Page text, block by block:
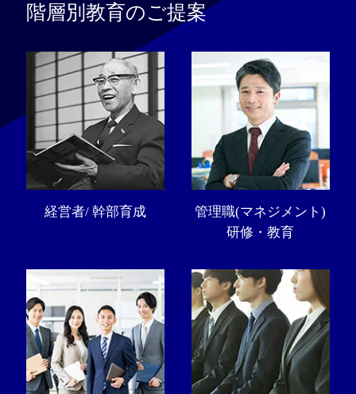
階層別教育のご提案
経営者/ 幹部育成
管理職(マネジメント)
研修・教育